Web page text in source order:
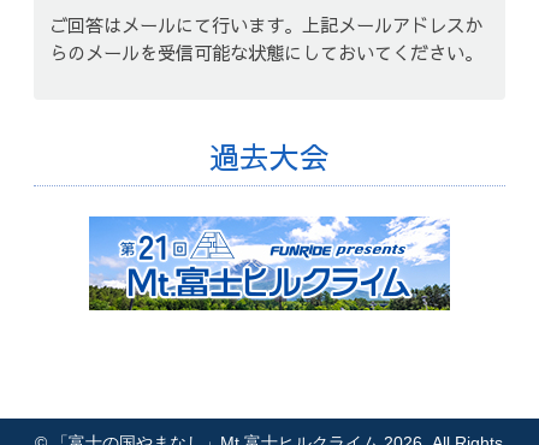
ご回答はメールにて行います。上記メールアドレスか
らのメールを受信可能な状態にしておいてください。
過去大会